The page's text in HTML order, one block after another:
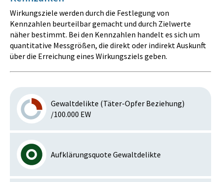
Wirkungsziele werden durch die Festlegung von
Kennzahlen beurteilbar gemacht und durch Zielwerte
näher bestimmt. Bei den Kennzahlen handelt es sich um
quantitative Messgrößen, die direkt oder indirekt Auskunft
über die Erreichung eines Wirkungsziels geben.
Gewaltdelikte (Täter-Opfer Beziehung)
/100.000 EW
Aufklärungsquote Gewaltdelikte